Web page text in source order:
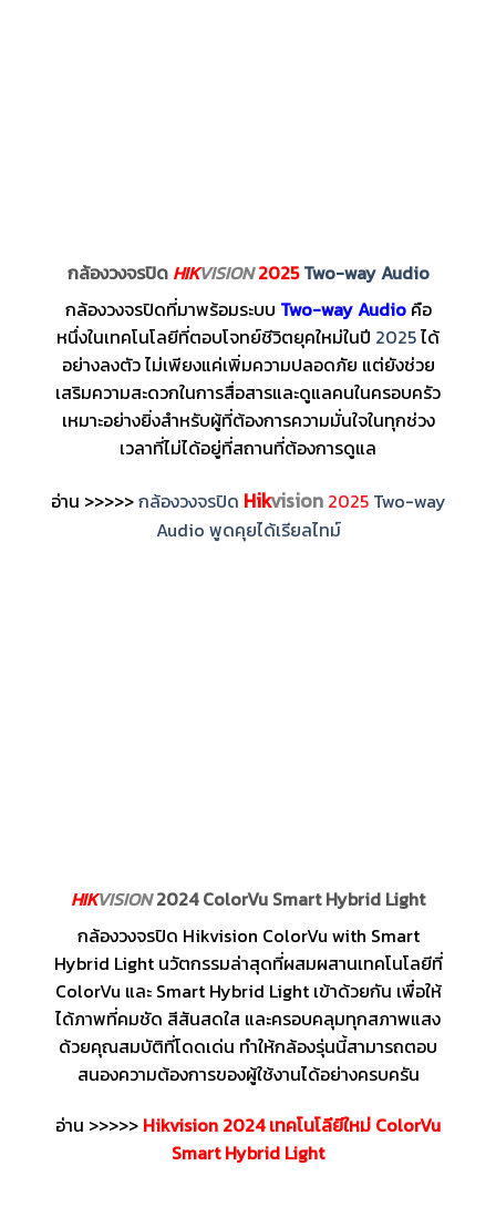
กล้องวงจรปิด HIKVISION 2025 Two-way Audio
กล้องวงจรปิดที่มาพร้อมระบบ Two-way Audioคือ
หนึ่งในเทคโนโลยีที่ตอบโจทย์ชีวิตยุคใหม่ในปี 2025ได้
อย่างลงตัว ไม่เพียงแค่เพิ่มความปลอดภัย แต่ยังช่วย
เสริมความสะดวกในการสื่อสารและดูแลคนในครอบครัว
เหมาะอย่างยิ่งสำหรับผู้ที่ต้องการความมั่นใจในทุกช่วง
เวลาที่ไม่ได้อยู่ที่สถานที่ต้องการดูแล
อ่าน >>>>>กล้องวงจรปิด Hikvision 2025Two-way
Audio พูดคุยได้เรียลไทม์
HIKVISION2024 ColorVu Smart Hybrid Light
กล้องวงจรปิด Hikvision ColorVu with Smart
Hybrid Light นวัตกรรมล่าสุดที่ผสมผสานเทคโนโลยีที่
ColorVu และ Smart Hybrid Light เข้าด้วยกัน เพื่อให้
ได้ภาพที่คมชัด สีสันสดใส และครอบคลุมทุกสภาพแสง
ด้วยคุณสมบัติที่โดดเด่น ทำให้กล้องรุ่นนี้สามารถตอบ
สนองความต้องการของผู้ใช้งานได้อย่างครบครัน
อ่าน >>>>> Hikvision 2024 เทคโนโลียีใหม่ ColorVu
Smart Hybrid Light